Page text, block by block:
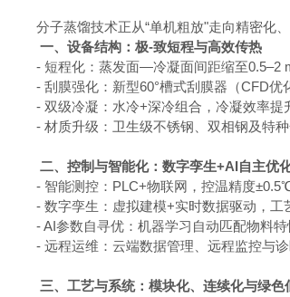
分子蒸馏技术正从“单机粗放"走向精密化
一、设备结构：极-致短程与高效传热
- 短程化：蒸发面—冷凝面间距缩至0.5–2
- 刮膜强化：新型60°槽式刮膜器（CFD优
- 双级冷凝：水冷+深冷组合，冷凝效率提
- 材质升级：卫生级不锈钢、双相钢及特
二、控制与智能化：数字孪生+AI自主优
- 智能测控：PLC+物联网，控温精度
- 数字孪生：虚拟建模+实时数据驱动，工
- AI参数自寻优：机器学习自动匹配物料
- 远程运维：云端数据管理、远程监控与
三、工艺与系统：模块化、连续化与绿色